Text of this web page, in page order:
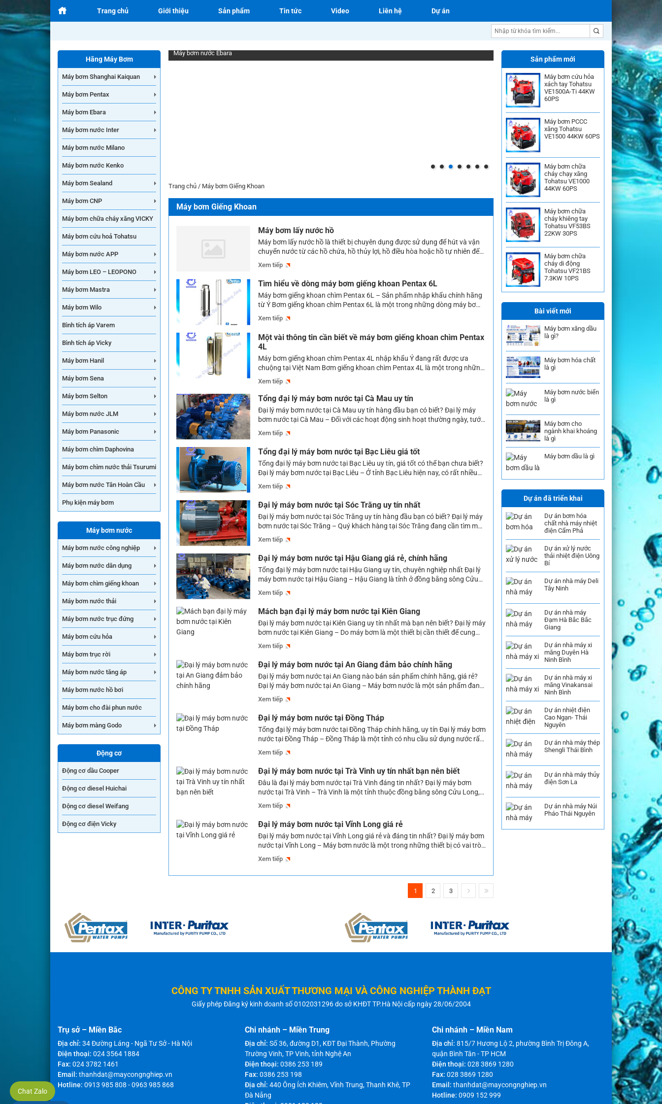
Trang chủ Giới thiệu Sản phẩm Tin tức Video Liên hệ Dự án
Hãng Máy Bơm
Máy bơm Shanghai Kaiquan
Máy bơm Pentax
Máy bơm Ebara
Máy bơm nước Inter
Máy bơm nước Milano
Máy bơm nước Kenko
Máy bơm Sealand
Máy bơm CNP
Máy bơm chữa cháy xăng VICKY
Máy bơm cứu hoả Tohatsu
Máy bơm nước APP
Máy bơm LEO – LEOPONO
Máy bơm Mastra
Máy bơm Wilo
Bình tích áp Varem
Bình tích áp Vicky
Máy bơm Hanil
Máy bơm Sena
Máy bơm Selton
Máy bơm nước JLM
Máy bơm Panasonic
Máy bơm chìm Daphovina
Máy bơm chìm nước thải Tsurumi
Máy bơm nước Tân Hoàn Cầu
Phụ kiện máy bơm
Máy bơm nước
Máy bơm nước công nghiệp
Máy bơm nước dân dụng
Máy bơm chìm giếng khoan
Máy bơm nước thải
Máy bơm nước trục đứng
Máy bơm cứu hỏa
Máy bơm trục rời
Máy bơm nước tăng áp
Máy bơm nước hồ bơi
Máy bơm cho đài phun nước
Máy bơm màng Godo
Động cơ
Động cơ dầu Cooper
Động cơ diesel Huichai
Động cơ diesel Weifang
Động cơ điện Vicky
Máy bơm nước Ebara Máy bơm nước trục đứng
Trang chủ / Máy bơm Giếng Khoan
Máy bơm Giếng Khoan
Máy bơm lấy nước hồ
Máy bơm lấy nước hồ là thiết bị chuyên dụng được sử dụng để hút và vận
chuyển nước từ các hồ chứa, hồ thủy lợi, hồ điều hòa hoặc hồ tự nhiên đến
hệ thống xử lý nước, trạm cấp nước, khu công nghiệp, khu nông nghiệp và
nhiều công trình hạ tầng khác. Đây […]
Xem tiếp
Tìm hiểu về dòng máy bơm giếng khoan Pentax 6L
Máy bơm giếng khoan chìm Pentax 6L – Sản phẩm nhập khẩu chính hãng
từ Ý Bơm giếng khoan chìm Pentax 6L là một trong những dòng máy bơm
chìm giếng khoan đang rất được ưa chuộng sử dụng tại Việt Nam. Dù đã
có rất nhiều dòng máy bơm giếng khoan khác nhau ra […]
Xem tiếp
Một vài thông tin cần biết về máy bơm giếng khoan chìm Pentax
4L
Máy bơm giếng khoan chìm Pentax 4L nhập khẩu Ý đang rất được ưa
chuộng tại Việt Nam Bơm giếng khoan chìm Pentax 4L là một trong những
dòng máy bơm chìm hoả tiễn chất lượng cao, được sản xuất dựa trên
những công nghệ hiện đại nhất của Ý. Sản phẩm Pentax 4L đang […]
Xem tiếp
Tổng đại lý máy bơm nước tại Cà Mau uy tín
Đại lý máy bơm nước tại Cà Mau uy tín hàng đầu bạn có biết? Đại lý máy
bơm nước tại Cà Mau – Đối với các hoạt động sinh hoạt thường ngày, tưới
tiêu, sản xuất công nghiệp, hay cả phòng cháy chữa cháy,… thì máy bơm
nước đều đóng vai trò hết sức […]
Xem tiếp
Tổng đại lý máy bơm nước tại Bạc Liêu giá tốt
Tổng đại lý máy bơm nước tại Bạc Liêu uy tín, giá tốt có thể bạn chưa biết?
Đại lý máy bơm nước tại Bạc Liêu – Ở tỉnh Bạc Liêu hiện nay, có rất nhiều
địa chỉ cung ứng máy bơm nước mà quý khách hàng có thể tham khảo và
lựa chọn. Nhưng […]
Xem tiếp
Đại lý máy bơm nước tại Sóc Trăng uy tín nhất
Đại lý máy bơm nước tại Sóc Trăng uy tín hàng đầu bạn có biết? Đại lý máy
bơm nước tại Sóc Trăng – Quý khách hàng tại Sóc Trăng đang cần tìm mua
máy bơm nước chất lượng, giá tốt mà vẫn chưa tìm được một đại lý bán
bơm uy tín thì có […]
Xem tiếp
Đại lý máy bơm nước tại Hậu Giang giá rẻ, chính hãng
Tổng đại lý máy bơm nước tại Hậu Giang uy tín, chuyên nghiệp nhất Đại lý
máy bơm nước tại Hậu Giang – Hậu Giang là tỉnh ở đồng bằng sông Cửu
Long, có tình hình kinh tế xã hội phát triển nên nhu cầu về máy bơm cũng
ngày càng lớn. Để đáp ứng […]
Xem tiếp
Mách bạn đại lý máy bơm nước tại Kiên Giang
Đại lý máy bơm nước tại Kiên Giang uy tín nhất mà bạn nên biết? Đại lý máy
bơm nước tại Kiên Giang – Do máy bơm là một thiết bị cần thiết để cung
cấp lượng nước ổn định cho sinh hoạt, sản xuất nông nghiệp, công nghiệp,
xây dựng, hệ thống phòng cháy […]
Xem tiếp
Đại lý máy bơm nước tại An Giang đảm bảo chính hãng
Đại lý máy bơm nước tại An Giang nào bán sản phẩm chính hãng, giá rẻ?
Đại lý máy bơm nước tại An Giang – Máy bơm nước là một sản phẩm đang
được sử dụng ngày càng phổ biến tại An Giang, nhằm đáp ứng được
nguồn nước ổn định cung cấp cho các […]
Xem tiếp
Đại lý máy bơm nước tại Đồng Tháp
Tổng đại lý máy bơm nước tại Đồng Tháp chính hãng, uy tín Đại lý máy bơm
nước tại Đồng Tháp – Đồng Tháp là một tỉnh có nhu cầu sử dụng nước rất
lớn, không chỉ trong các lĩnh vực dân dụng, dùng trong sinh hoạt hàng
ngày, mà còn rất cần thiết đối […]
Xem tiếp
Đại lý máy bơm nước tại Trà Vinh uy tín nhất bạn nên biết
Đâu là đại lý máy bơm nước tại Trà Vinh đáng tin nhất? Đại lý máy bơm
nước tại Trà Vinh – Trà Vinh là một tỉnh thuộc đồng bằng sông Cửu Long,
có nhu cầu sử dụng nước lớn để đáp ứng cho các sinh hoạt thường ngày,
hay phục vụ cho tưới tiêu, […]
Xem tiếp
Đại lý máy bơm nước tại Vĩnh Long giá rẻ
Đại lý máy bơm nước tại Vĩnh Long giá rẻ và đáng tin nhất? Đại lý máy bơm
nước tại Vĩnh Long – Máy bơm nước là một trong những thiết bị có vai trò
quan trọng đối với nhiều lĩnh vực ở Vĩnh Long như: Bơm cấp nước cho sinh
hoạt hàng ngày của […]
Xem tiếp
1 2 3
Sản phẩm mới
Máy bơm cứu hỏa
xách tay Tohatsu
VE1500A-Ti 44KW
60PS
Máy bơm PCCC
xăng Tohatsu
VE1500 44KW 60PS
Máy bơm chữa
cháy chạy xăng
Tohatsu VE1000
44KW 60PS
Máy bơm chữa
cháy khiêng tay
Tohatsu VF53BS
22KW 30PS
Máy bơm chữa
cháy di động
Tohatsu VF21BS
7.3KW 10PS
Bài viết mới
Máy bơm xăng dầu
là gì?
Máy bơm hóa chất
là gì
Máy bơm nước biển
là gì
Máy bơm cho
ngành khai khoáng
là gì
Máy bơm dầu là gì
Dự án đã triển khai
Dự án bơm hóa
chất nhà máy nhiệt
điện Cẩm Phả
Dự án xử lý nước
thải nhiệt điện Uông
Bí
Dự án nhà máy Deli
Tây Ninh
Dự án nhà máy
Đạm Hà Bắc Bắc
Giang
Dự án nhà máy xi
măng Duyên Hà
Ninh Bình
Dự án nhà máy xi
măng Vinakansai
Ninh Bình
Dự án nhiệt điện
Cao Ngạn- Thái
Nguyên
Dự án nhà máy thép
Shengli Thái Bình
Dự án nhà máy thủy
điện Sơn La
Dự án nhà máy Núi
Pháo Thái Nguyên
CÔNG TY TNHH SẢN XUẤT THƯƠNG MẠI VÀ CÔNG NGHIỆP THÀNH ĐẠT
Giấy phép Đăng ký kinh doanh số 0102031296 do sở KHĐT TP.Hà Nội cấp ngày 28/06/2004
Trụ sở – Miền Bắc
Địa chỉ: 34 Đường Láng - Ngã Tư Sở - Hà Nội
Điện thoại: 024 3564 1884
Fax: 024 3782 1461
Email: thanhdat@maycongnghiep.vn
Hotline: 0913 985 808 -0963 985 868
Chi nhánh – Miền Trung
Địa chỉ: Số 36, đường D1, KĐT Đại Thành, Phường
Trường Vinh, TP Vinh, tỉnh Nghệ An
Điện thoại: 0386 253 189
Fax: 0386 253 198
Địa chỉ: 440 Ông Ích Khiêm, Vĩnh Trung, Thanh Khê, TP
Đà Nẵng
Chi nhánh – Miền Nam
Địa chỉ: 815/7 Hương Lộ 2, phường Bình Trị Đông A,
quận Bình Tân - TP HCM
Điện thoại: 028 3869 1280
Fax: 028 3869 1280
Email: thanhdat@maycongnghiep.vn
Hotline: 0909 152 999
Chat Zalo